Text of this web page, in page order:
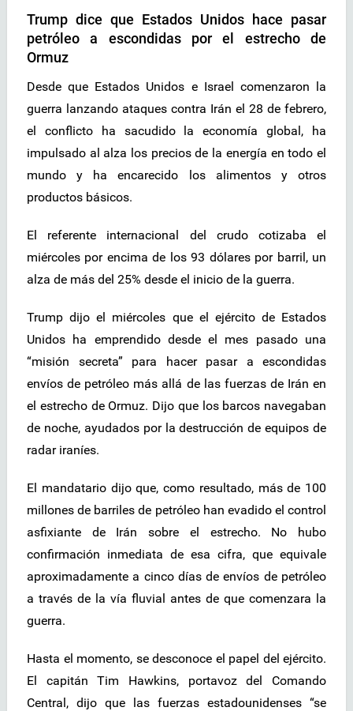
Trump dice que Estados Unidos hace pasar
petróleo a escondidas por el estrecho de
Ormuz
Desde que Estados Unidos e Israel comenzaron la
guerra lanzando ataques contra Irán el 28 de febrero,
el conflicto ha sacudido la economía global, ha
impulsado al alza los precios de la energía en todo el
mundo y ha encarecido los alimentos y otros
productos básicos.
El referente internacional del crudo cotizaba el
miércoles por encima de los 93 dólares por barril, un
alza de más del 25% desde el inicio de la guerra.
Trump dijo el miércoles que el ejército de Estados
Unidos ha emprendido desde el mes pasado una
“misión secreta” para hacer pasar a escondidas
envíos de petróleo más allá de las fuerzas de Irán en
el estrecho de Ormuz. Dijo que los barcos navegaban
de noche, ayudados por la destrucción de equipos de
radar iraníes.
El mandatario dijo que, como resultado, más de 100
millones de barriles de petróleo han evadido el control
asfixiante de Irán sobre el estrecho. No hubo
confirmación inmediata de esa cifra, que equivale
aproximadamente a cinco días de envíos de petróleo
a través de la vía fluvial antes de que comenzara la
guerra.
Hasta el momento, se desconoce el papel del ejército.
El capitán Tim Hawkins, portavoz del Comando
Central, dijo que las fuerzas estadounidenses “se